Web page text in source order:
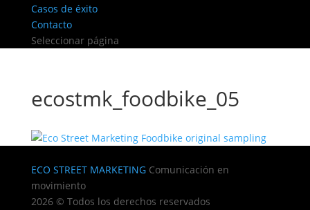
Casos de éxito
Contacto
Seleccionar página
ecostmk_foodbike_05
ECO STREET MARKETINGComunicación en
movimiento
2026 © Todos los derechos reservados